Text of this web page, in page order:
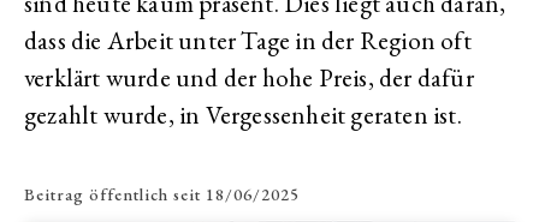
dass die Arbeit unter Tage in der Region oft
verklärt wurde und der hohe Preis, der dafür
gezahlt wurde, in Vergessenheit geraten ist.
Beitrag öffentlich seit 18/06/2025